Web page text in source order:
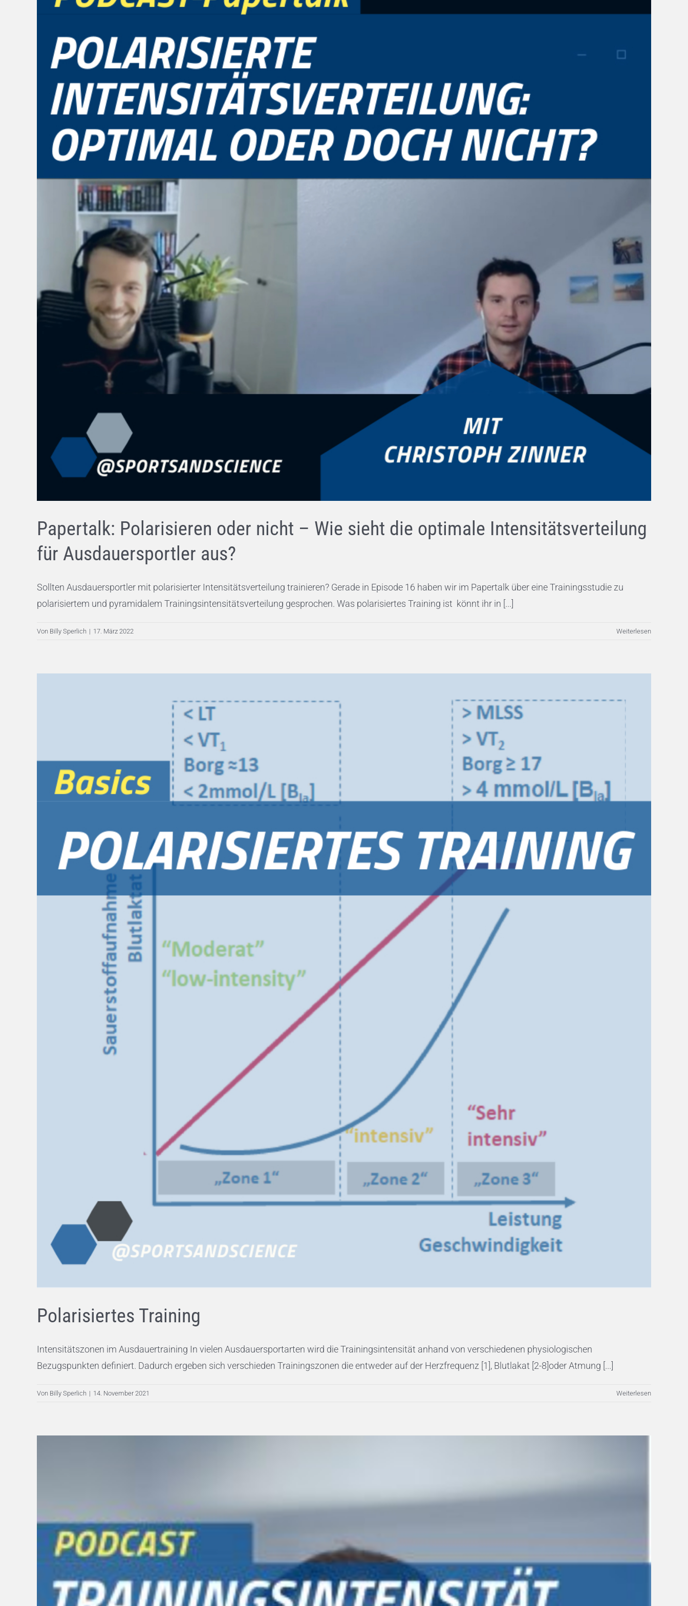
Papertalk: Polarisieren oder nicht – Wie sieht die optimale Intensitätsverteilung
für Ausdauersportler aus?
Sollten Ausdauersportler mit polarisierter Intensitätsverteilung trainieren? Gerade in Episode 16 haben wir im Papertalk über eine Trainingsstudie zu
polarisiertem und pyramidalem Trainingsintensitätsverteilung gesprochen. Was polarisiertes Training ist könnt ihr in [...]
Von Billy Sperlich | 17. März 2022 Weiterlesen
Polarisiertes Training
Intensitätszonen im Ausdauertraining In vielen Ausdauersportarten wird die Trainingsintensität anhand von verschiedenen physiologischen
Bezugspunkten definiert. Dadurch ergeben sich verschieden Trainingszonen die entweder auf der Herzfrequenz [1], Blutlakat [2-8]oder Atmung [...]
Von Billy Sperlich | 14. November 2021 Weiterlesen